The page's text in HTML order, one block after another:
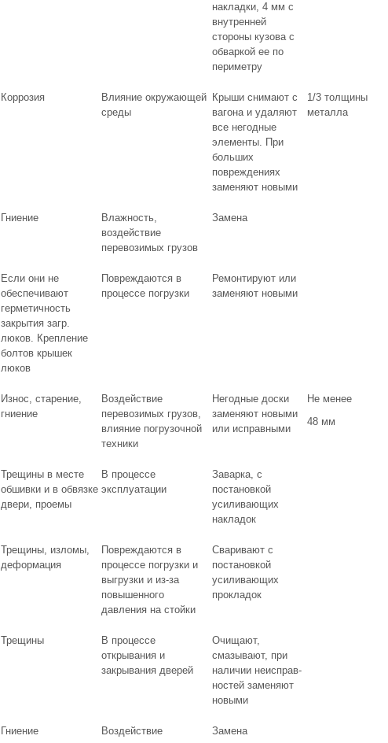
накладки, 4 мм с
внутренней
стороны кузова с
обваркой ее по
периметру
Коррозия
Влияние окружающей
среды
Крыши снимают с
вагона и удаляют
все негодные
элементы. При
больших
повреждениях
заменяют новыми
1/3 толщины
металла
Гниение
Влажность,
воздействие
перевозимых грузов
Замена
Если они не
обеспечивают
герметичность
закрытия загр.
люков. Крепление
болтов крышек
люков
Повреждаются в
процессе погрузки
Ремонтируют или
заменяют новыми
Износ, старение,
гниение
Воздействие
перевозимых грузов,
влияние погрузочной
техники
Негодные доски
заменяют новыми
или исправными
Не менее
48 мм
Трещины в месте
обшивки и в обвязке
двери, проемы
В процессе
эксплуатации
Заварка, с
постановкой
усиливающих
накладок
Трещины, изломы,
деформация
Повреждаются в
процессе погрузки и
выгрузки и из-за
повышенного
давления на стойки
Сваривают с
постановкой
усиливающих
прокладок
Трещины
В процессе
открывания и
закрывания дверей
Очищают,
смазывают, при
наличии неисправ-
ностей заменяют
новыми
Гниение
Воздействие
Замена